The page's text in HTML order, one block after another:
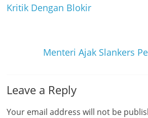
Kritik Dengan Blokir
Menteri Ajak Slankers
Leave a Reply
Your email address will not be